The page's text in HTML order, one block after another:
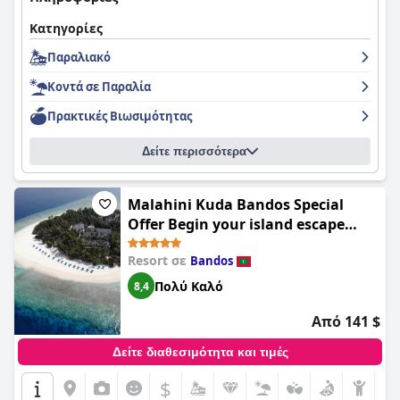
Κατηγορίες
Παραλιακό
Κοντά σε Παραλία
Πρακτικές Bιωσιμότητας
Δείτε περισσότερα
Malahini Kuda Bandos Special
Offer Begin your island escape
with ease airport pick up and
return by shared speedboat at just
USD 50 per person stays stay untill
end October 2026
Resort σε Bandos
8,4 Πολύ Καλό
Από 141 $
Δείτε διαθεσιμότητα και τιμές
$